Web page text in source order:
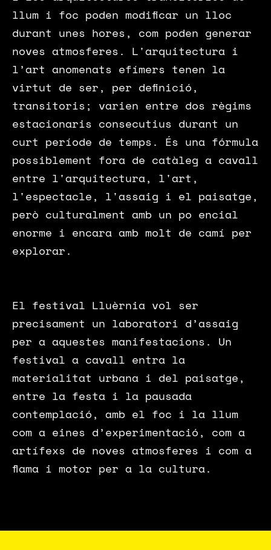
llum i foc poden modificar un lloc
durant unes hores, com poden generar
noves atmosferes. L'arquitectura i
l’art anomenats efímers tenen la
virtut de ser, per definició,
transitoris; varien entre dos règims
estacionaris consecutius durant un
curt període de temps. És una fórmula
possiblement fora de catàleg a cavall
entre l'arquitectura, l'art,
l'espectacle, l'assaig i el paisatge,
però culturalment amb un po encial
enorme i encara amb molt de camí per
explorar.
El festival Lluèrnia vol ser
precisament un laboratori d’assaig
per a aquestes manifestacions. Un
festival a cavall entra la
materialitat urbana i del paisatge,
entre la festa i la pausada
contemplació, amb el foc i la llum
com a eines d’experimentació, com a
artífexs de noves atmosferes i com a
flama i motor per a la cultura.